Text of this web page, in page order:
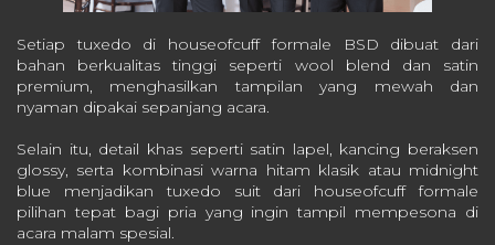
Setiap tuxedo di houseofcuff formale BSD dibuat dari
bahan berkualitas tinggi seperti wool blend dan satin
premium, menghasilkan tampilan yang mewah dan
nyaman dipakai sepanjang acara.
Selain itu, detail khas seperti satin lapel, kancing beraksen
glossy, serta kombinasi warna hitam klasik atau midnight
blue menjadikan tuxedo suit dari houseofcuff formale
pilihan tepat bagi pria yang ingin tampil mempesona di
acara malam spesial.